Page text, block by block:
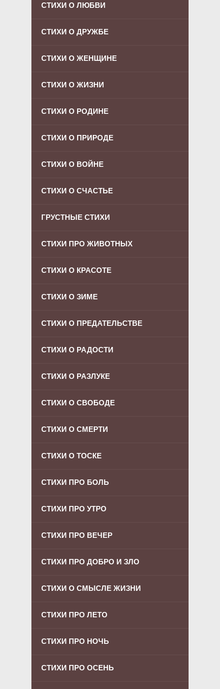
СТИХИ О ЛЮБВИ
СТИХИ О ДРУЖБЕ
СТИХИ О ЖЕНЩИНЕ
СТИХИ О ЖИЗНИ
СТИХИ О РОДИНЕ
СТИХИ О ПРИРОДЕ
СТИХИ О ВОЙНЕ
СТИХИ О СЧАСТЬЕ
ГРУСТНЫЕ СТИХИ
СТИХИ ПРО ЖИВОТНЫХ
СТИХИ О КРАСОТЕ
СТИХИ О ЗИМЕ
СТИХИ О ПРЕДАТЕЛЬСТВЕ
СТИХИ О РАДОСТИ
СТИХИ О РАЗЛУКЕ
СТИХИ О СВОБОДЕ
СТИХИ О СМЕРТИ
СТИХИ О ТОСКЕ
СТИХИ ПРО БОЛЬ
СТИХИ ПРО УТРО
СТИХИ ПРО ВЕЧЕР
СТИХИ ПРО ДОБРО И ЗЛО
СТИХИ О СМЫСЛЕ ЖИЗНИ
СТИХИ ПРО ЛЕТО
СТИХИ ПРО НОЧЬ
СТИХИ ПРО ОСЕНЬ